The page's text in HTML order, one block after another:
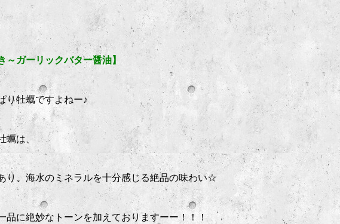
～ガーリックバター醤油】
り牡蠣ですよねー♪
蠣は、
り、海水のミネラルを十分感じる絶品の味わい☆
品に絶妙なトーンを加えておりますーー！！！